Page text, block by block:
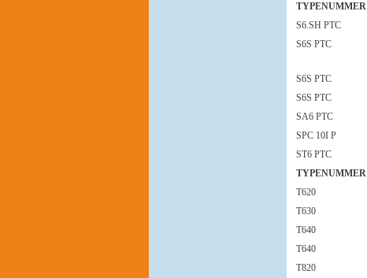
TYPENUMMER
S6.SH PTC
S6S PTC
S6S PTC
S6S PTC
SA6 PTC
SPC 10I P
ST6 PTC
TYPENUMMER
T620
T630
T640
T640
T820